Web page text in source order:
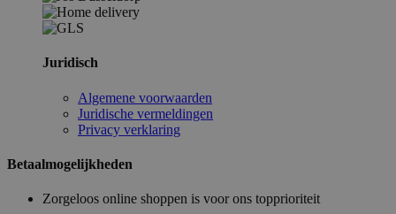
Juridisch
Algemene voorwaarden
Juridische vermeldingen
Privacy verklaring
Betaalmogelijkheden
Zorgeloos online shoppen is voor ons topprioriteit